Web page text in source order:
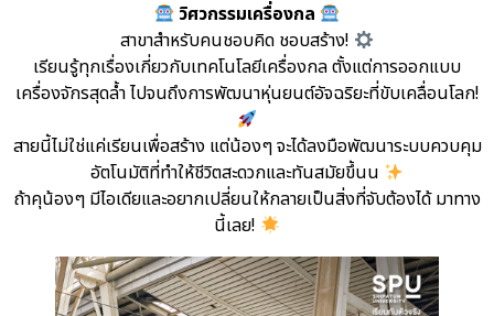
วิศวกรรมเครื่องกล
สาขาสำหรับคนชอบคิด ชอบสร้าง!
เรียนรู้ทุกเรื่องเกี่ยวกับเทคโนโลยีเครื่องกล ตั้งแต่การออกแบบ
เครื่องจักรสุดล้ำ ไปจนถึงการพัฒนาหุ่นยนต์อัจฉริยะที่ขับเคลื่อนโลก!
สายนี้ไม่ใช่แค่เรียนเพื่อสร้าง แต่น้องๆ จะได้ลงมือพัฒนาระบบควบคุม
อัตโนมัติที่ทำให้ชีวิตสะดวกและทันสมัยขึ้นน
ถ้าคุน้องๆ มีไอเดียและอยากเปลี่ยนให้กลายเป็นสิ่งที่จับต้องได้ มาทาง
นี้เลย!